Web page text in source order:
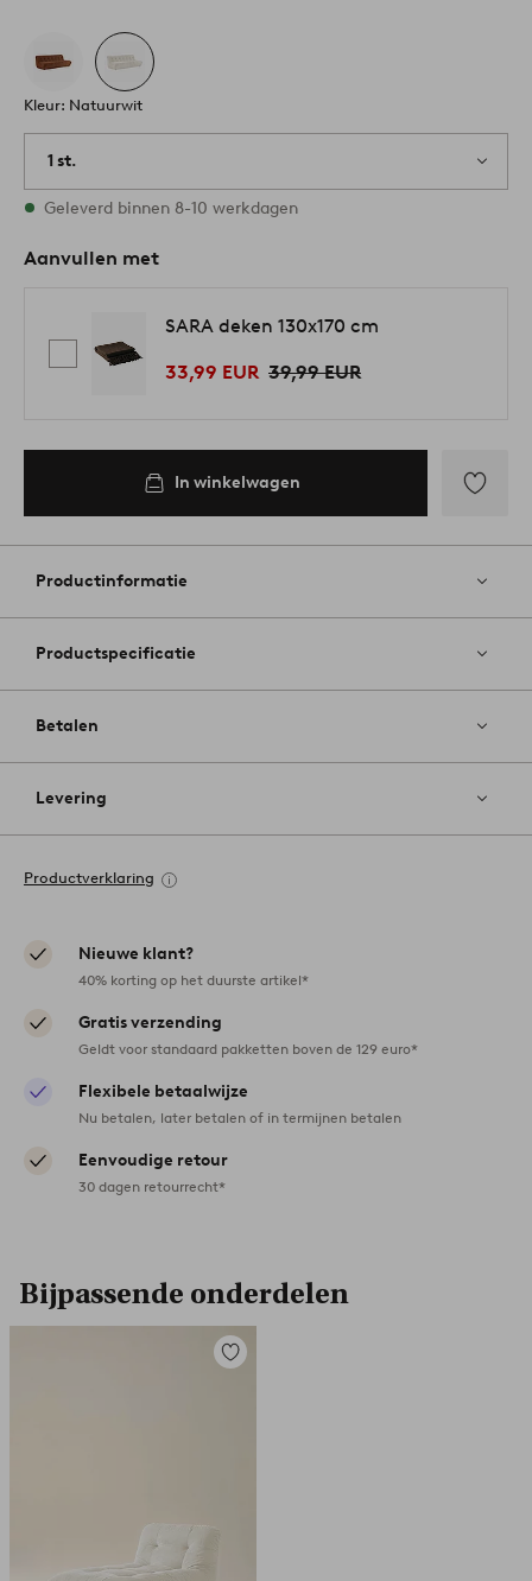
Kleur: Natuurwit
1 st.
Op voorraad
Geleverd binnen 8-10 werkdagen
Aanvullen met
SARA deken 130x170 cm
33,99 EUR 39,99 EUR
In winkelwagen
aan
Productinformatie
Productspecificatie
Betalen
Levering
Productverklaring
Nieuwe klant?
40% korting op het duurste artikel*
Gratis verzending
Geldt voor standaard pakketten boven de 129 euro*
Flexibele betaalwijze
Nu betalen, later betalen of in termijnen betalen
Eenvoudige retour
30 dagen retourrecht*
Bijpassende onderdelen
Toevoegen